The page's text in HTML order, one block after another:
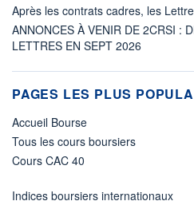
Après les contrats cadres, les
ANNONCES À VENIR DE 2CRSI :
LETTRES EN SEPT 2026
PAGES LES PLUS
Accueil Bourse
Tous les cours boursiers
Cours CAC 40
Indices boursiers internationaux